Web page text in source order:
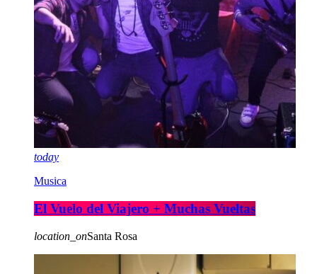
today
Musica
El Vuelo del Viajero + Muchas Vueltas
location_onSanta Rosa